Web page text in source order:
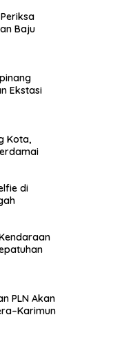
Baju
Ekstasi
Kota,
di
PLN Akan